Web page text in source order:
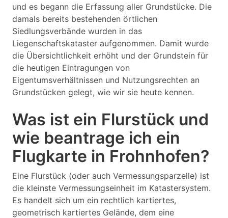
und es begann die Erfassung aller Grundstücke. Die
damals bereits bestehenden örtlichen
Siedlungsverbände wurden in das
Liegenschaftskataster aufgenommen. Damit wurde
die Übersichtlichkeit erhöht und der Grundstein für
die heutigen Eintragungen von
Eigentumsverhältnissen und Nutzungsrechten an
Grundstücken gelegt, wie wir sie heute kennen.
Was ist ein Flurstück und
wie beantrage ich ein
Flugkarte in Frohnhofen?
Eine Flurstück (oder auch Vermessungsparzelle) ist
die kleinste Vermessungseinheit im Katastersystem.
Es handelt sich um ein rechtlich kartiertes,
geometrisch kartiertes Gelände, dem eine